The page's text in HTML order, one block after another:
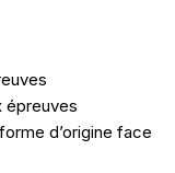
épreuves
d’origine face